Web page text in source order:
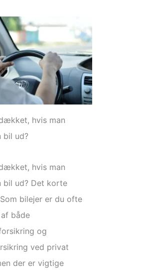
hvis man
bil ud?
hvis man
bil ud? Det korte
bilejer er du ofte
både
og
ved privat
der er vigtige